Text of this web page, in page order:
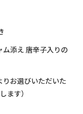
ム添え 唐辛子入りの
りお選びいただいた
ます）